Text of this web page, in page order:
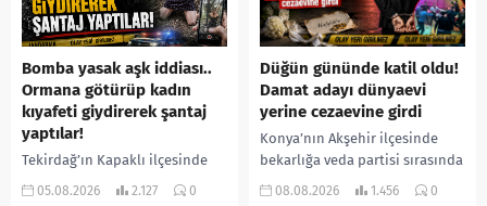
Bomba yasak aşk iddiası..
Ormana götürüp kadın
kıyafeti giydirerek şantaj
yaptılar!
Tekirdağ’ın Kapaklı ilçesinde
bir kişiyi, arkadaşının eşiyle
05.08.2026 2.127 0
Düğün gününde katil oldu!
Damat adayı dünyaevi
yerine cezaevine girdi
Konya’nın Akşehir ilçesinde
bekarlığa veda partisi sırasında
çıkan kavgada bir kişi hayatını
08.08.2026 1.456 0